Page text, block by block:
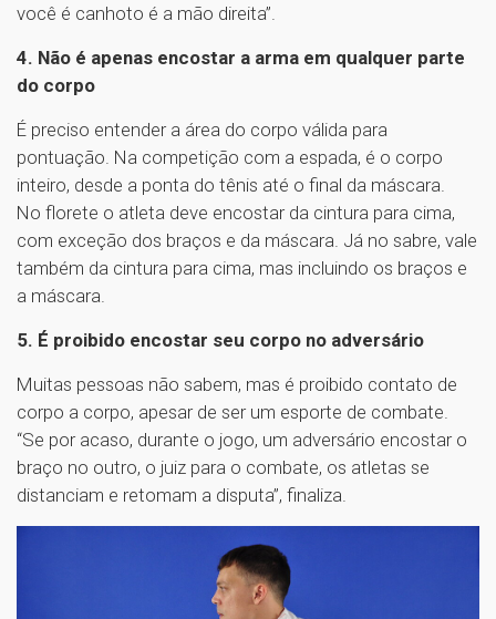
você é canhoto é a mão direita”.
4. Não é apenas encostar a arma em qualquer parte
do corpo
É preciso entender a área do corpo válida para
pontuação. Na competição com a espada, é o corpo
inteiro, desde a ponta do tênis até o final da máscara.
No florete o atleta deve encostar da cintura para cima,
com exceção dos braços e da máscara. Já no sabre, vale
também da cintura para cima, mas incluindo os braços e
a máscara.
5. É proibido encostar seu corpo no adversário
Muitas pessoas não sabem, mas é proibido contato de
corpo a corpo, apesar de ser um esporte de combate.
“Se por acaso, durante o jogo, um adversário encostar o
braço no outro, o juiz para o combate, os atletas se
distanciam e retomam a disputa”, finaliza.